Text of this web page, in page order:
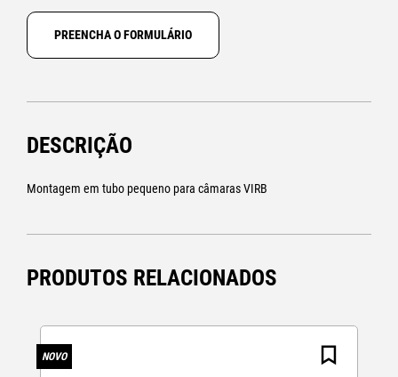
PREENCHA O FORMULÁRIO
DESCRIÇÃO
Montagem em tubo pequeno para câmaras VIRB
PRODUTOS RELACIONADOS
NOVO